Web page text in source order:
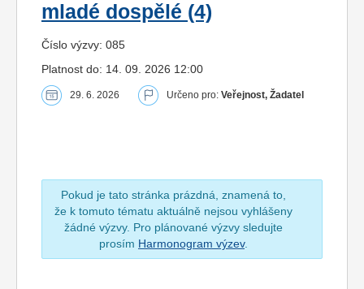
mladé dospělé (4)
Číslo výzvy: 085
Platnost do: 14. 09. 2026 12:00
29. 6. 2026 Určeno pro: Veřejnost, Žadatel
Pokud je tato stránka prázdná, znamená to,
že k tomuto tématu aktuálně nejsou vyhlášeny
žádné výzvy. Pro plánované výzvy sledujte
prosím Harmonogram výzev.